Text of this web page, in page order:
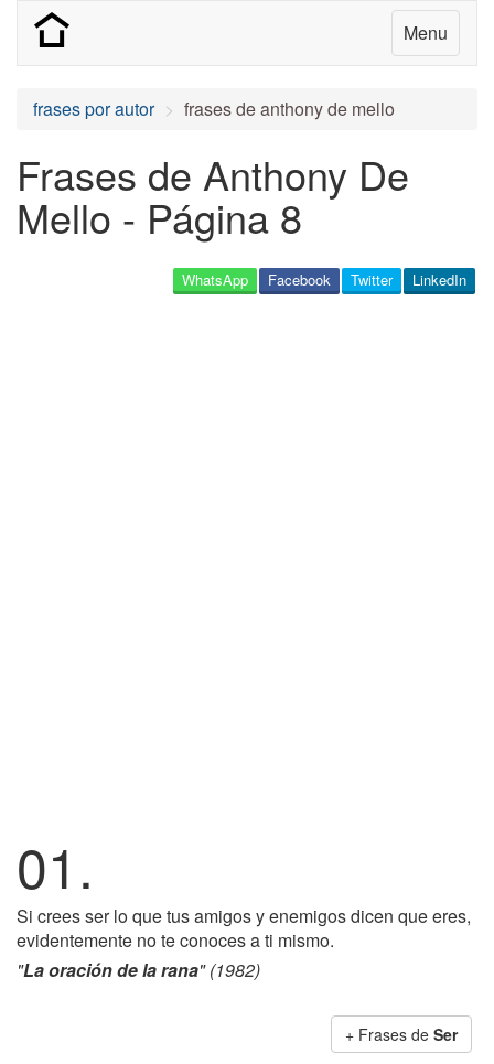
Menu
frases por autor frases de anthony de mello
Frases de Anthony De
Mello - Página 8
LinkedIn
Twitter
Facebook
WhatsApp
01.
Si crees ser lo que tus amigos y enemigos dicen que eres,
evidentemente no te conoces a ti mismo.
"La oración de la rana" (1982)
+ Frases de Ser